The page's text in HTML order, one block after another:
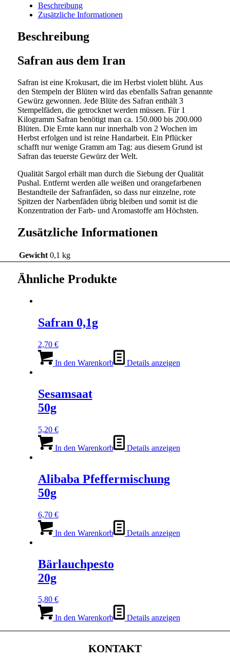
Beschreibung
Zusätzliche Informationen
Beschreibung
Safran aus dem Iran
Safran ist eine Krokusart, die im Herbst violett blüht. Aus
den Stempeln der Blüten wird das ebenfalls Safran genannte
Gewürz gewonnen. Jede Blüte des Safran enthält 3
Stempelfäden, die getrocknet werden müssen. Für 1
Kilogramm Safran benötigt man ca. 150.000 bis 200.000
Blüten. Die Ernte kann nur innerhalb von 2 Wochen im
Herbst erfolgen und ist reine Handarbeit. Ein Pflücker
schafft nur wenige Gramm am Tag: aus diesem Grund ist
Safran das teuerste Gewürz der Welt.
Qualität Sargol erhält man durch die Siebung der Qualität
Pushal. Entfernt werden alle weißen und orangefarbenen
Bestandteile der Safranfäden, so dass nur einzelne, rote
Spitzen der Narbenfäden übrig bleiben und somit ist die
Konzentration der Farb- und Aromastoffe am Höchsten.
Zusätzliche Informationen
Gewicht 0,1 kg
Ähnliche Produkte
Safran 0,1g
2,70 €
In den Warenkorb Details anzeigen
Sesamsaat
50g
5,20 €
In den Warenkorb Details anzeigen
Alibaba Pfeffermischung
50g
6,70 €
In den Warenkorb Details anzeigen
Bärlauchpesto
20g
5,80 €
In den Warenkorb Details anzeigen
KONTAKT